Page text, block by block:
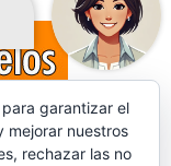
garantizar el
mejorar nuestros
rechazar las no